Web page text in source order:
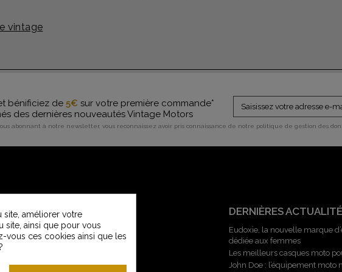
vintage
bénificiez de 5€ sur votre première commande*
des dernières nouveautés Vintage Motors
abonnant à notre newsletter, vous reconnaissez avoir pris connaissance de notre politique de gestion des
SERVICE CLIENT
Contactez-nous
Service Clients Vintage Motors
Livraisons et retours
DERNIÈRES
Eudoxie, la nouvelle marque
dédiée aux femmes
Les meilleurs casques moto
John Doe : l’équipement moto
site, améliorer votre
site, ainsi que pour vous
vous ces cookies ainsi que les